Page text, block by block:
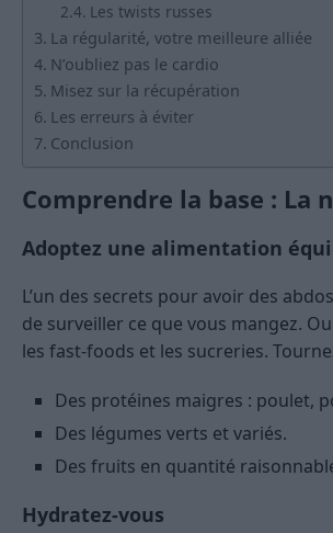
Les twists russes
La régularité, votre meilleure alliée
N’oubliez pas le cardio
Misez sur la récupération
Les erreurs à éviter
Conclusion
Comprendre la base : La
Adoptez une alimentation
L’un des secrets pour avoir des
de surveiller ce que vous mangez.
les fast-foods et les sucreries.
Des protéines maigres : poulet,
Des légumes verts et variés.
Des fruits en quantité
Hydratez-vous